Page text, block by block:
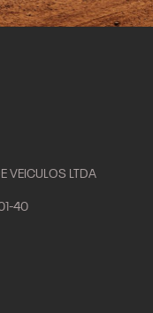
VEICULOS LTDA
40